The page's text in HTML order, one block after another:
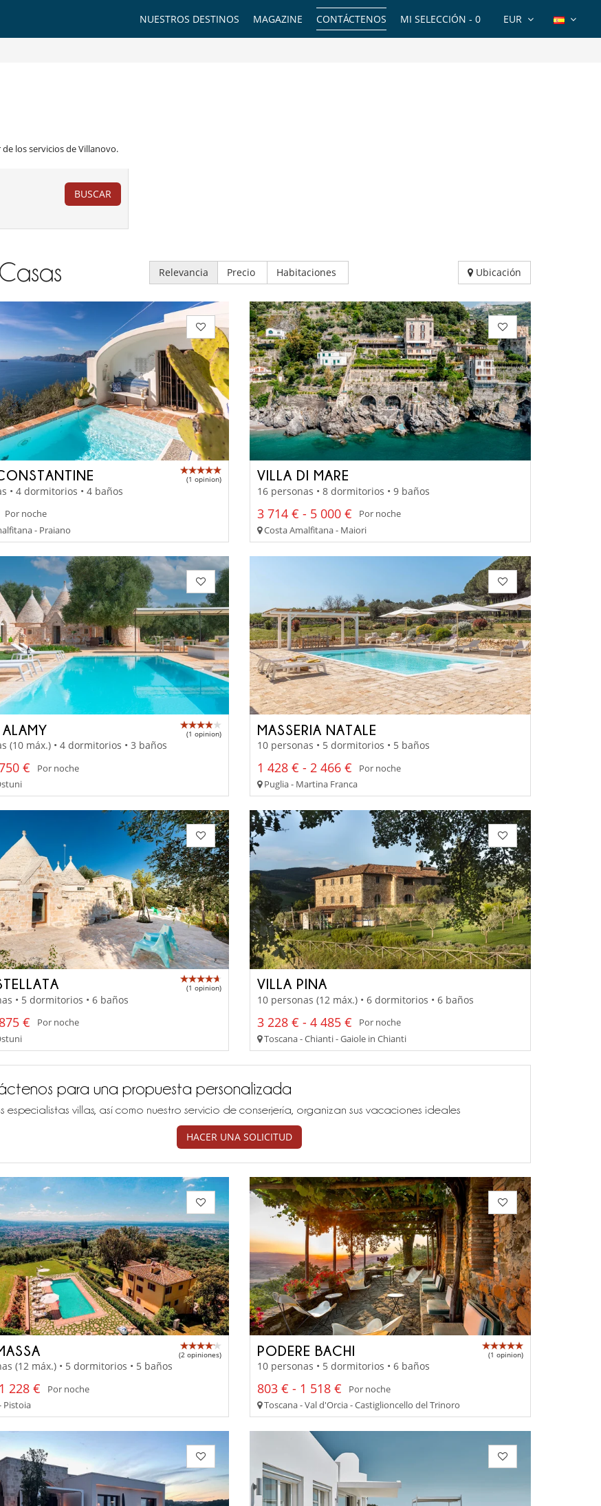
EUR
MI SELECCIÓN - 0
CONTÁCTENOS
MAGAZINE
NUESTROS DESTINOS
los servicios de Villanovo.
BUSCAR
Casas Relevancia Precio Habitaciones Ubicación
(1 opinion)
• 4 dormitorios • 4 baños
Por noche
- Praiano
VILLA DI MARE
16 personas • 8 dormitorios • 9 baños
3 714 € - 5 000 €
Por noche
Costa Amalfitana - Maiori
ALAMY (1 opinion)
(10 máx.) • 4 dormitorios • 3 baños
€
Por noche
MASSERIA NATALE
10 personas • 5 dormitorios • 5 baños
1 428 € - 2 466 €
Por noche
Puglia - Martina Franca
(1 opinion)
• 5 dormitorios • 6 baños
€
Por noche
VILLA PINA
10 personas (12 máx.) • 6 dormitorios • 6 baños
3 228 € - 4 485 €
Por noche
Toscana - Chianti - Gaiole in Chianti
para una propuesta personalizada
especialistas villas, así como nuestro servicio de conserjería, organizan sus vacaciones ideales
HACER UNA SOLICITUD
(2 opiniones)
(12 máx.) • 5 dormitorios • 5 baños
228 €
Por noche
Pistoia
PODERE BACHI (1 opinion)
10 personas • 5 dormitorios • 6 baños
803 € - 1 518 €
Por noche
Toscana - Val d'Orcia - Castiglioncello del Trinoro